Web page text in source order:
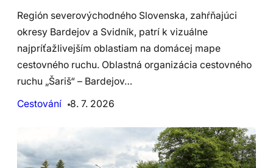
Región severovýchodného Slovenska, zahŕňajúci
okresy Bardejov a Svidník, patrí k vizuálne
najpríťažlivejším oblastiam na domácej mape
cestovného ruchu. Oblastná organizácia cestovného
ruchu „Šariš“ – Bardejov…
Cestování
8. 7. 2026